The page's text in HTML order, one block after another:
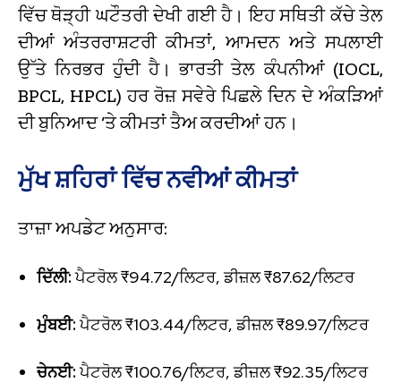
ਵਿੱਚ ਥੋੜ੍ਹੀ ਘਟੌਤਰੀ ਦੇਖੀ ਗਈ ਹੈ। ਇਹ ਸਥਿਤੀ ਕੱਚੇ ਤੇਲ
ਦੀਆਂ ਅੰਤਰਰਾਸ਼ਟਰੀ ਕੀਮਤਾਂ, ਆਮਦਨ ਅਤੇ ਸਪਲਾਈ
ਉੱਤੇ ਨਿਰਭਰ ਹੁੰਦੀ ਹੈ। ਭਾਰਤੀ ਤੇਲ ਕੰਪਨੀਆਂ (IOCL,
BPCL, HPCL) ਹਰ ਰੋਜ਼ ਸਵੇਰੇ ਪਿਛਲੇ ਦਿਨ ਦੇ ਅੰਕੜਿਆਂ
ਦੀ ਬੁਨਿਆਦ ‘ਤੇ ਕੀਮਤਾਂ ਤੈਅ ਕਰਦੀਆਂ ਹਨ।
ਮੁੱਖ ਸ਼ਹਿਰਾਂ ਵਿੱਚ ਨਵੀਆਂ ਕੀਮਤਾਂ
ਤਾਜ਼ਾ ਅਪਡੇਟ ਅਨੁਸਾਰ:
ਦਿੱਲੀ:ਪੈਟਰੋਲ ₹94.72/ਲਿਟਰ, ਡੀਜ਼ਲ ₹87.62/ਲਿਟਰ
ਮੁੰਬਈ:ਪੈਟਰੋਲ ₹103.44/ਲਿਟਰ, ਡੀਜ਼ਲ ₹89.97/ਲਿਟਰ
ਚੇਨਈ:ਪੈਟਰੋਲ ₹100.76/ਲਿਟਰ, ਡੀਜ਼ਲ ₹92.35/ਲਿਟਰ